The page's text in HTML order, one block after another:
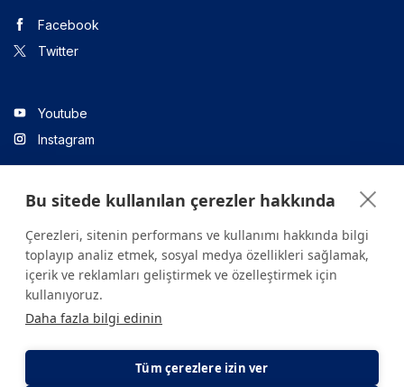
Facebook
Twitter
Youtube
Instagram
Linkedin
Sitede yer alan tüm içerikler yalnızca bilgilendirme amaçlıdır.
Sağlığınızla ilgili sorularınız için mutlaka doktoruza ya da bir sağlık
kuruluşuna başvurunuz.
Bu sitede kullanılan çerezler hakkında
Çerezleri, sitenin performans ve kullanımı hakkında bilgi
toplayıp analiz etmek, sosyal medya özellikleri sağlamak,
içerik ve reklamları geliştirmek ve özelleştirmek için
kullanıyoruz.
Daha fazla bilgi edinin
Tüm çerezlere izin ver